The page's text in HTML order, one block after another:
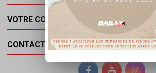
VOTRE COMPTE
CONTACT